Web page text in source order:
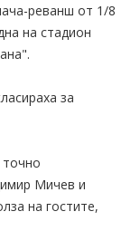
реванш от 1/8
на стадион
за
Мичев и
на гостите,